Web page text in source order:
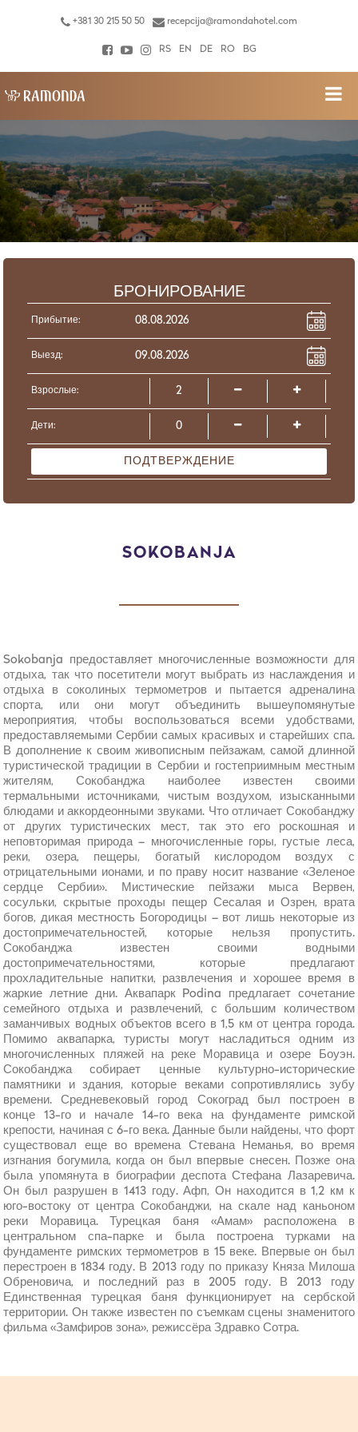
+381 30 215 50 50 recepcija@ramondahotel.com
RS EN DE RO BG
БРОНИРОВАНИЕ
Прибытие:
Выезд:
Взрослые:
Дети:
ПОДТВЕРЖДЕНИЕ
SOKOBANJA
Sokobanja предоставляет многочисленные возможности для
отдыха, так что посетители могут выбрать из наслаждения и
отдыха в соколиных термометров и пытается адреналина
спорта, или они могут объединить вышеупомянутые
мероприятия, чтобы воспользоваться всеми удобствами,
предоставляемыми Сербии самых красивых и старейших спа.
В дополнение к своим живописным пейзажам, самой длинной
туристической традиции в Сербии и гостеприимным местным
жителям, Сокобанджа наиболее известен своими
термальными источниками, чистым воздухом, изысканными
блюдами и аккордеонными звуками. Что отличает Сокобанджу
от других туристических мест, так это его роскошная и
неповторимая природа – многочисленные горы, густые леса,
реки, озера, пещеры, богатый кислородом воздух с
отрицательными ионами, и по праву носит название «Зеленое
сердце Сербии». Мистические пейзажи мыса Вервен,
сосульки, скрытые проходы пещер Сесалая и Озрен, врата
богов, дикая местность Богородицы – вот лишь некоторые из
достопримечательностей, которые нельзя пропустить.
Сокобанджа известен своими водными
достопримечательностями, которые предлагают
прохладительные напитки, развлечения и хорошее время в
жаркие летние дни. Аквапарк Podina предлагает сочетание
семейного отдыха и развлечений, с большим количеством
заманчивых водных объектов всего в 1,5 км от центра города.
Помимо аквапарка, туристы могут насладиться одним из
многочисленных пляжей на реке Моравица и озере Боуэн.
Сокобанджа собирает ценные культурно-исторические
памятники и здания, которые веками сопротивлялись зубу
времени. Средневековый город Сокоград был построен в
конце 13-го и начале 14-го века на фундаменте римской
крепости, начиная с 6-го века. Данные были найдены, что форт
существовал еще во времена Стевана Неманья, во время
изгнания богумила, когда он был впервые снесен. Позже она
была упомянута в биографии деспота Стефана Лазаревича.
Он был разрушен в 1413 году. Афп, Он находится в 1,2 км к
юго-востоку от центра Сокобанджи, на скале над каньоном
реки Моравица. Турецкая баня «Амам» расположена в
центральном спа-парке и была построена турками на
фундаменте римских термометров в 15 веке. Впервые он был
перестроен в 1834 году. В 2013 году по приказу Княза Милоша
Обреновича, и последний раз в 2005 году. В 2013 году
Единственная турецкая баня функционирует на сербской
территории. Он также известен по съемкам сцены знаменитого
фильма «Замфиров зона», режиссёра Здравко Сотра.